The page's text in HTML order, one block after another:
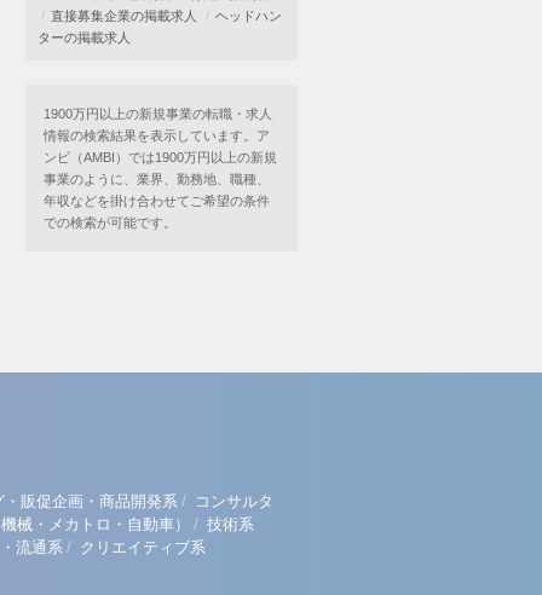
直接募集企業の掲載求人
ヘッドハン
ターの掲載求人
1900万円以上の新規事業の転職・求人
情報の検索結果を表示しています。ア
ンビ（AMBI）では1900万円以上の新規
事業のように、業界、勤務地、職種、
年収などを掛け合わせてご希望の条件
での検索が可能です。
販促企画・商品開発系 / コンサルタ
械・メカトロ・自動車）
/ 技術系
流通系 / クリエイティブ系